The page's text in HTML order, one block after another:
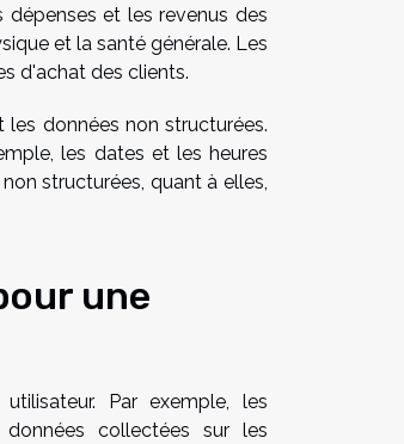
et les revenus des
et la santé générale. Les
d'achat des clients.
données non structurées.
les dates et les heures
structurées, quant à elles,
une
Par exemple, les
collectées sur les